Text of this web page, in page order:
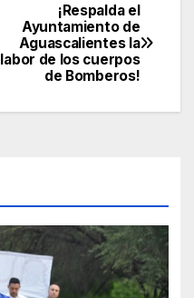
¡Respalda el
Ayuntamiento de
Aguascalientes la
labor de los cuerpos
de Bomberos!